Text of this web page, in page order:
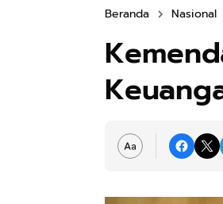
Beranda Nasional